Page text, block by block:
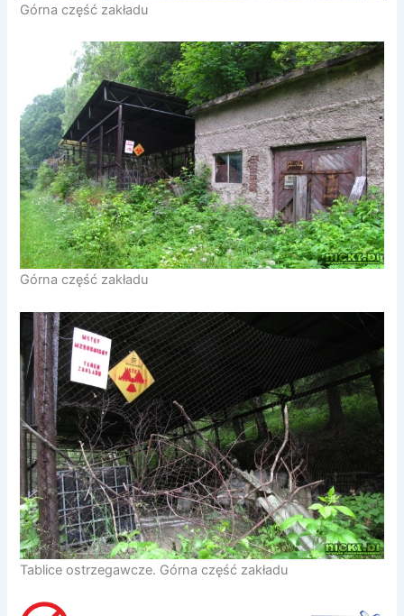
Górna część zakładu
Górna część zakładu
Tablice ostrzegawcze. Górna część zakładu